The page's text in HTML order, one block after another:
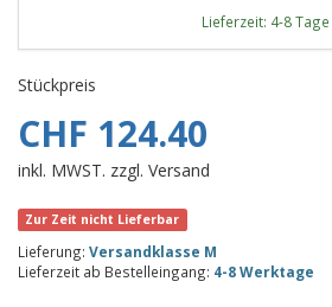
Lieferzeit: 4-8 Tage
Stückpreis
CHF 124.40
inkl. MWST. zzgl. Versand
Zur Zeit nicht Lieferbar
Lieferung: Versandklasse M
Lieferzeit ab Bestelleingang: 4-8 Werktage